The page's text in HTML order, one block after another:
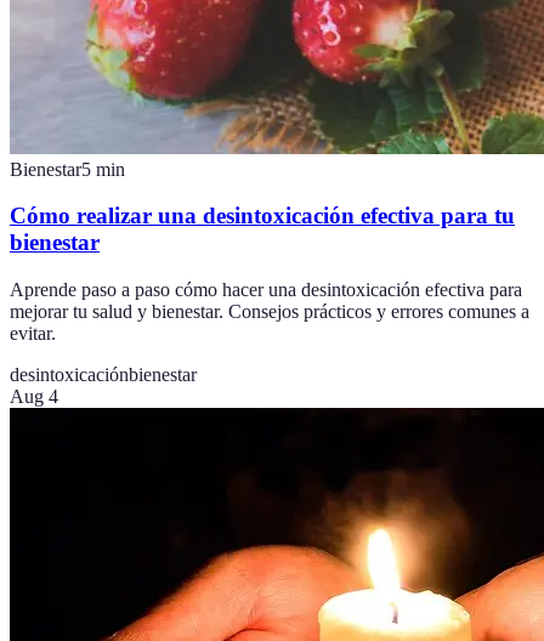
Bienestar5 min
Cómo realizar una desintoxicación efectiva para tu
bienestar
Aprende paso a paso cómo hacer una desintoxicación efectiva para
mejorar tu salud y bienestar. Consejos prácticos y errores comunes a
evitar.
desintoxicaciónbienestar
Aug 4